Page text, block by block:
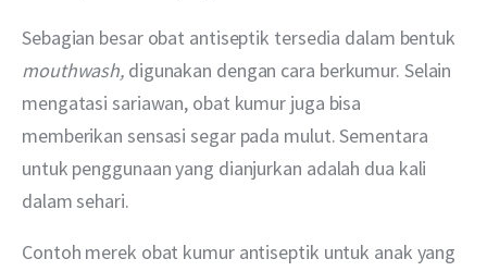
Sebagian besar obat antiseptik tersedia dalam bentuk
mouthwash, digunakan dengan cara berkumur. Selain
mengatasi sariawan, obat kumur juga bisa
memberikan sensasi segar pada mulut. Sementara
untuk penggunaan yang dianjurkan adalah dua kali
dalam sehari.
Contoh merek obat kumur antiseptik untuk anak yang